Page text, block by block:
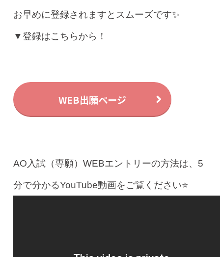
お早めに登録されますとスムーズです✨
▼登録はこちらから！
WEB出願ページ
AO入試（専願）WEBエントリーの方法は、5
分で分かるYouTube動画をご覧ください⭐️